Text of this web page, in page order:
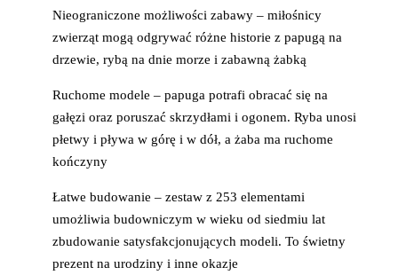
Nieograniczone możliwości zabawy – miłośnicy
zwierząt mogą odgrywać różne historie z papugą na
drzewie, rybą na dnie morze i zabawną żabką
Ruchome modele – papuga potrafi obracać się na
gałęzi oraz poruszać skrzydłami i ogonem. Ryba unosi
płetwy i pływa w górę i w dół, a żaba ma ruchome
kończyny
Łatwe budowanie – zestaw z 253 elementami
umożliwia budowniczym w wieku od siedmiu lat
zbudowanie satysfakcjonujących modeli. To świetny
prezent na urodziny i inne okazje